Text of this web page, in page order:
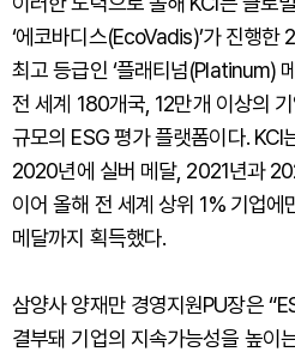
‘에코바디스(EcoVadis)’가 진행한
최고 등급인 ‘플래티넘(Platinum)
전 세계 180개국, 12만개 이상의
규모의 ESG 평가 플랫폼이다. KCI
2020년에 실버 메달, 2021년과
이어 올해 전 세계 상위 1% 기업에
메달까지 획득했다.
삼양사 양재만 경영지원PU장은
결부돼 기업의 지속가능성을 높이